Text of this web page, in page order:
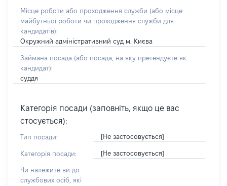
Місце роботи або проходження служби (або місце
майбутньої роботи чи проходження служби для
кандидатів):
Окружний адміністративний суд м. Києва
Займана посада (або посада, на яку претендуєте як
кандидат):
суддя
Категорія посади (заповніть, якщо це вас
стосується):
Тип посади: [Не застосовується]
Категорія посади: [Не застосовується]
Чи належите ви до
службових осіб, які